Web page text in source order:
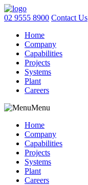
02 9555 8900 Contact Us
Home
Company
Capabilities
Projects
Systems
Plant
Careers
Menu
Home
Company
Capabilities
Projects
Systems
Plant
Careers